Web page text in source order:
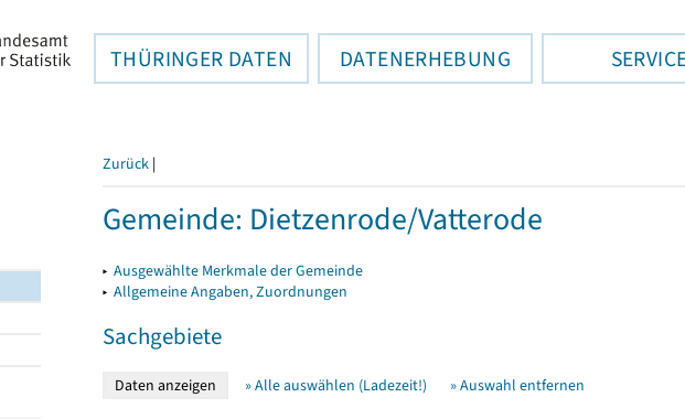
THÜRINGER DATEN DATENERHEBUNG
Zurück |
Gemeinde: Dietzenrode/Vatterode
▸ Ausgewählte Merkmale der Gemeinde
▸ Allgemeine Angaben, Zuordnungen
Sachgebiete
» Alle auswählen (Ladezeit!) » Auswahl entfernen